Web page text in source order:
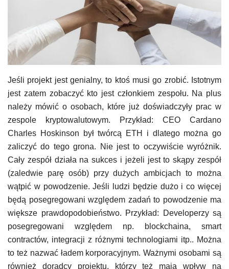
Jeśli projekt jest genialny, to ktoś musi go zrobić. Istotnym
jest zatem zobaczyć kto jest członkiem zespołu. Na plus
należy mówić o osobach, które już doświadczyły prac w
zespole kryptowalutowym. Przykład: CEO Cardano
Charles Hoskinson był twórcą ETH i dlatego można go
zaliczyć do tego grona. Nie jest to oczywiście wyróżnik.
Cały zespół działa na sukces i jeżeli jest to skąpy zespół
(zaledwie parę osób) przy dużych ambicjach to można
wątpić w powodzenie. Jeśli ludzi będzie dużo i co więcej
będą posegregowani względem zadań to powodzenie ma
większe prawdopodobieństwo. Przykład: Developerzy są
posegregowani względem np. blockchaina, smart
contractów, integracji z różnymi technologiami itp.. Można
to też nazwać ładem korporacyjnym. Ważnymi osobami są
również doradcy projektu, którzy też mają wpływ na